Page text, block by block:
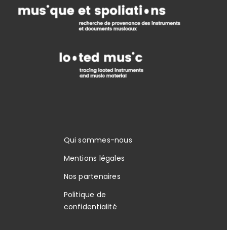
Qui sommes-nous
Mentions légales
Nos partenaires
Politique de
confidentialité